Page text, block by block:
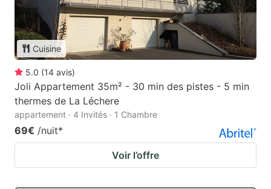
Cuisine
5.0 (14 avis)
Joli Appartement 35m² - 30 min des pistes - 5 min
thermes de La Léchere
appartement · 4 Invités · 1 Chambre
69€ /nuit*
Voir l’offre